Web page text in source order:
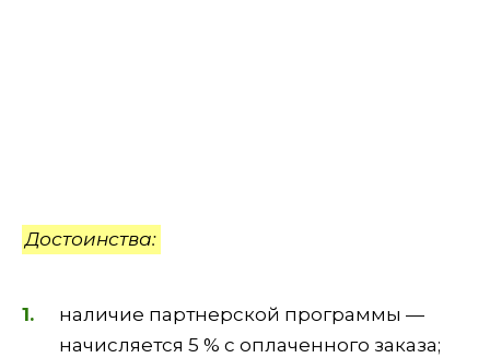
Достоинства:
наличие партнерской программы —
начисляется 5 % с оплаченного заказа;